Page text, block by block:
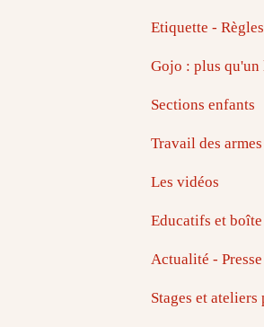
Etiquette -
Gojo : plus qu'un
Sections enfants
Travail des
Les vidéos
Educatifs et
Actualité -
Stages et